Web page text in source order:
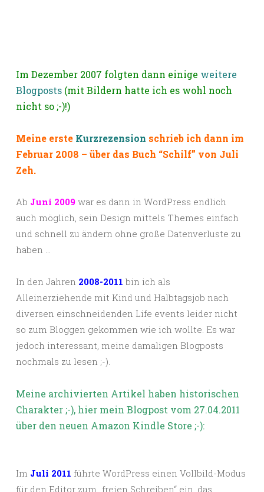
Im Dezember 2007 folgten dann einige weitere
Blogposts (mit Bildern hatte ich es wohl noch
nicht so ;-)!)
Meine erste Kurzrezension schrieb ich dann im
Februar 2008 – über das Buch “Schilf” von Juli
Zeh.
Ab Juni 2009 war es dann in WordPress endlich
auch möglich, sein Design mittels Themes einfach
und schnell zu ändern ohne große Datenverluste zu
haben …
In den Jahren 2008-2011 bin ich als
Alleinerziehende mit Kind und Halbtagsjob nach
diversen einschneidenden Life events leider nicht
so zum Bloggen gekommen wie ich wollte. Es war
jedoch interessant, meine damaligen Blogposts
nochmals zu lesen ;-).
Meine archivierten Artikel haben historischen
Charakter ;-), hier mein Blogpost vom 27.04.2011
über den neuen Amazon Kindle Store ;-):
Im Juli 2011 führte WordPress einen Vollbild-Modus
für den Editor zum „freien Schreiben“ ein, das